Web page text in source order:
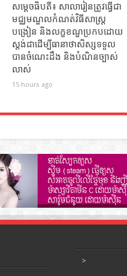
សម្ដេចធិបតី៖ សាលារៀនត្រូវធ្វើជា
មជ្ឈមណ្ឌលកំណត់វិធីសាស្ត្រ
បង្រៀន និងលក្ខខណ្ឌប្រកបដោយ
ស្តង់ដាដើម្បីធានាថាសិស្សទទួល
បានចំណេះដឹង និងបំណិនច្បាស់
លាស់
15 hours ago
>